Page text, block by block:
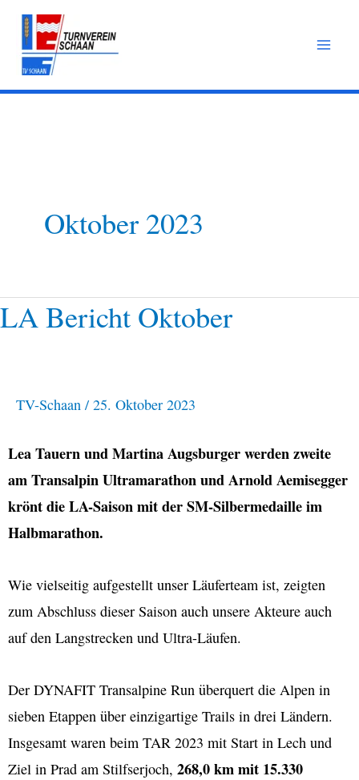
Zum
Inhalt
springen
Oktober 2023
LA Bericht Oktober
TV-Schaan / 25. Oktober 2023
Lea Tauern und Martina Augsburger werden zweite
am Transalpin Ultramarathon und Arnold Aemisegger
krönt die LA-Saison mit der SM-Silbermedaille im
Halbmarathon.
Wie vielseitig aufgestellt unser Läuferteam ist, zeigten
zum Abschluss dieser Saison auch unsere Akteure auch
auf den Langstrecken und Ultra-Läufen.
Der DYNAFIT Transalpine Run überquert die Alpen in
sieben Etappen über einzigartige Trails in drei Ländern.
Insgesamt waren beim TAR 2023 mit Start in Lech und
Ziel in Prad am Stilfserjoch, 268,0 km mit 15.330
LA